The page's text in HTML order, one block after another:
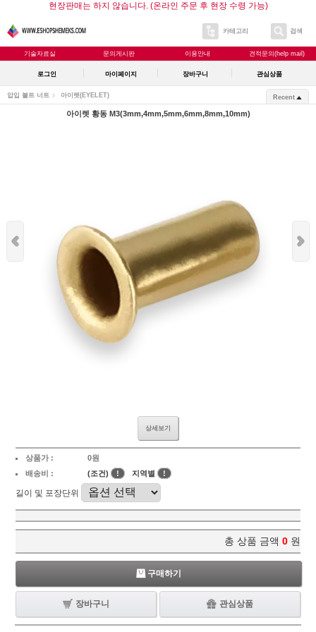
현장판매는 하지 않습니다. (온라인 주문 후 현장 수령 가능)
카테고리 검색
기술자료실 문의게시판 이용안내 견적문의(help mail)
로그인 마이페이지 장바구니 관심상품
압입 볼트 너트 아이렛(EYELET) Recent
아이렛 황동 M3(3mm,4mm,5mm,6mm,8mm,10mm)
상세보기
상품가 :
0원
배송비 :
(조건) ! 지역별 !
길이 및 포장단위
총 상품 금액 0 원
구매하기
장바구니 관심상품